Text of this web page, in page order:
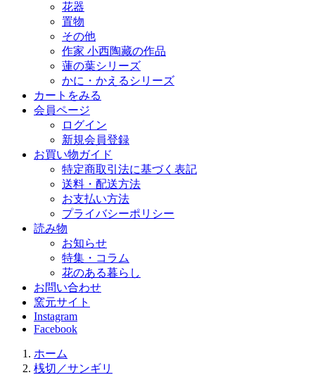
花器
置物
その他
作家 小西陶藏の作品
蓮の葉シリーズ
かに・かえるシリーズ
カートをみる
会員ページ
ログイン
新規会員登録
お買い物ガイド
特定商取引法に基づく表記
送料・配送方法
お支払い方法
プライバシーポリシー
読み物
お知らせ
特集・コラム
花のある暮らし
お問い合わせ
窯元サイト
Instagram
Facebook
ホーム
桟切／サンギリ